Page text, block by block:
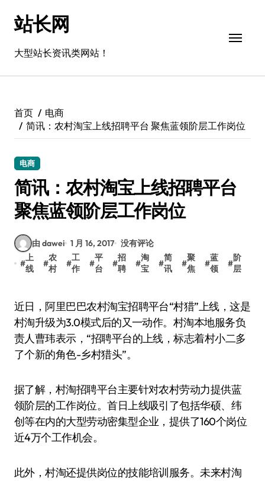
站长网
大型站长资讯类网站！
首页
电商
简讯：农村淘宝上线招聘平台 聚焦蓝领阶层工作岗位
电商
简讯：农村淘宝上线招聘平台
聚焦蓝领阶层工作岗位
由 dawei 1 月 16, 2017 没有评论
#
上
线
#
农
村
#
工
作
#
平
台
#
招
聘
#
淘
宝
#
简
讯
#
聚
焦
#
蓝
领
#
阶
层
近日，阿里巴巴农村淘宝招聘平台“村猎”上线，这是
村淘升级为3.0模式后的又一动作。村淘本地服务负
责人曹玮表示，“招聘平台的上线，标志着村小二多
了个新的角色-乡村猎头”。
据了解，村淘招聘平台主要针对农村劳动力提供蓝
领阶层的工作岗位。首日上线吸引了包括华硕、纬
创等在内的大型劳动密集型企业，提供了160个岗位
近4万个工作机会。
此外，村淘还提供岗位的技能培训服务。未来村淘